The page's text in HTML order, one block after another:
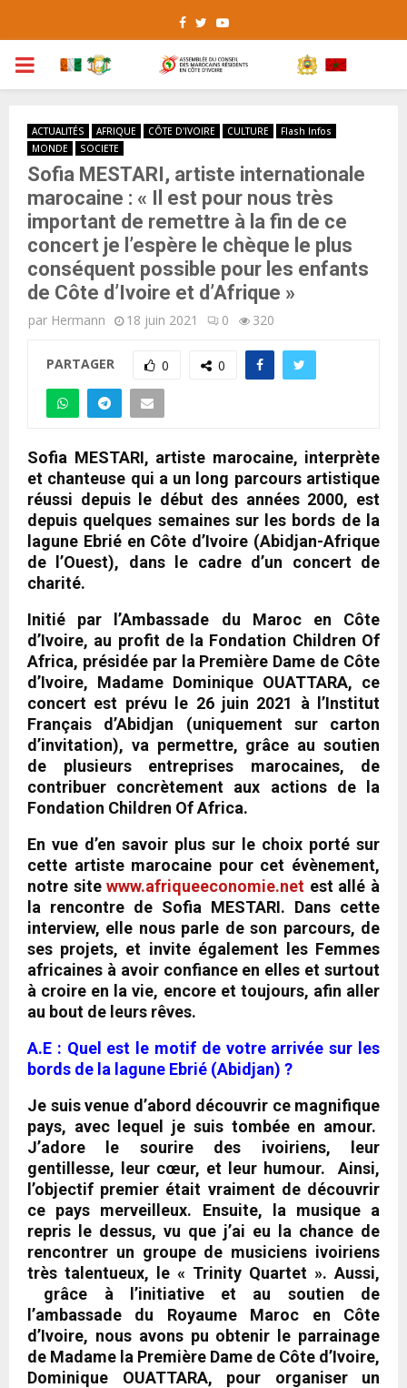
Facebook
TwitterYoutube
PRIMARY
ACTUALITÉS AFRIQUE CÔTE D'IVOIRE CULTURE
Flash Infos
MONDE
SOCIETE
Sofia MESTARI, artiste internationale
marocaine : « Il est pour nous très
important de remettre à la fin de ce
concert je l’espère le chèque le plus
conséquent possible pour les enfants
de Côte d’Ivoire et d’Afrique »
par Hermann 18 juin 2021 0 320
PARTAGER 0 0
Sofia MESTARI, artiste marocaine, interprète
et chanteuse qui a un long parcours artistique
réussi depuis le début des années 2000, est
depuis quelques semaines sur les bords de la
lagune Ebrié en Côte d’Ivoire (Abidjan-Afrique
de l’Ouest), dans le cadre d’un concert de
charité.
Initié par l’Ambassade du Maroc en Côte
d’Ivoire, au profit de la Fondation Children Of
Africa, présidée par la Première Dame de Côte
d’Ivoire, Madame Dominique OUATTARA, ce
concert est prévu le 26 juin 2021 à l’Institut
Français d’Abidjan (uniquement sur carton
d’invitation), va permettre, grâce au soutien
de plusieurs entreprises marocaines, de
contribuer concrètement aux actions de la
Fondation Children Of Africa.
En vue d’en savoir plus sur le choix porté sur
cette artiste marocaine pour cet évènement,
notre sitewww.afriqueeconomie.net est allé à
la rencontre de Sofia MESTARI. Dans cette
interview, elle nous parle de son parcours, de
ses projets, et invite également les Femmes
africaines à avoir confiance en elles et surtout
à croire en la vie, encore et toujours, afin aller
au bout de leurs rêves.
A.E : Quel est le motif de votre arrivée sur les
bords de la lagune Ebrié (Abidjan) ?
Je suis venue d’abord découvrir ce magnifique
pays, avec lequel je suis tombée en amour.
J’adore le sourire des ivoiriens, leur
gentillesse, leur cœur, et leur humour. Ainsi,
l’objectif premier était vraiment de découvrir
ce pays merveilleux. Ensuite, la musique a
repris le dessus, vu que j’ai eu la chance de
rencontrer un groupe de musiciens ivoiriens
très talentueux, le « Trinity Quartet ». Aussi,
grâce
à l’initiative et au soutien de
l’ambassade du Royaume Maroc en Côte
d’Ivoire, nous avons pu obtenir le parrainage
de Madame la Première Dame de Côte d’Ivoire,
Dominique OUATTARA, pour organiser un